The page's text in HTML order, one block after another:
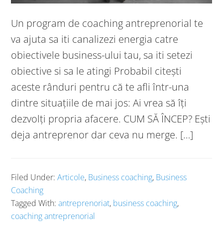
Un program de coaching antreprenorial te
va ajuta sa iti canalizezi energia catre
obiectivele business-ului tau, sa iti setezi
obiective si sa le atingi Probabil citești
aceste rânduri pentru că te afli într-una
dintre situațiile de mai jos: Ai vrea să îți
dezvolți propria afacere. CUM SĂ ÎNCEP? Ești
deja antreprenor dar ceva nu merge. […]
Filed Under:Articole, Business coaching, Business
Coaching
Tagged With:antreprenoriat, business coaching,
coaching antreprenorial